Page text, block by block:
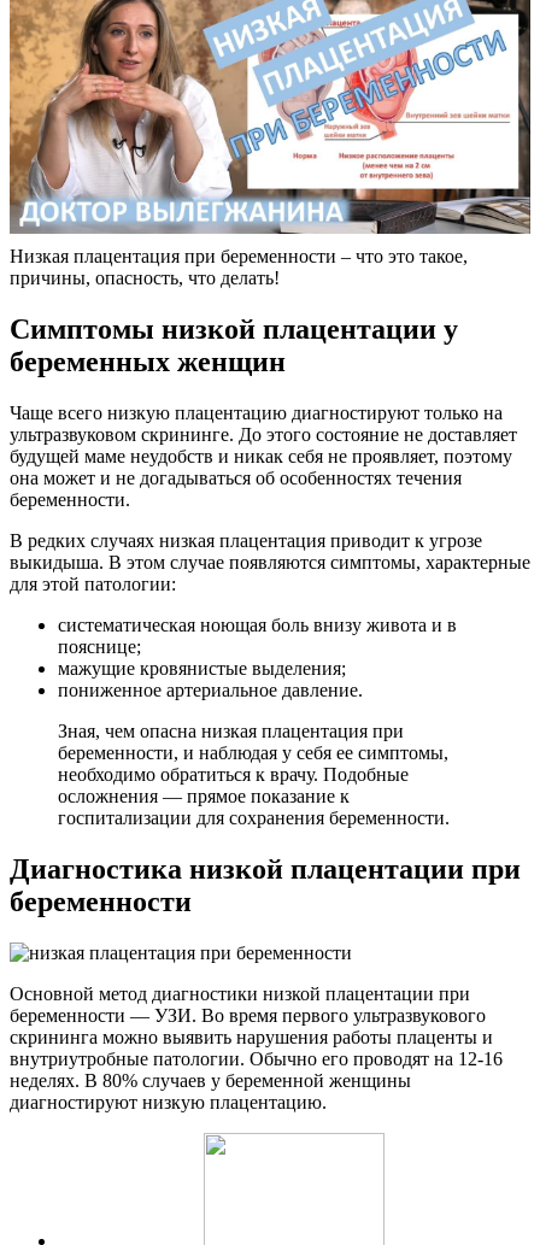
Низкая плацентация при беременности – что это такое,
причины, опасность, что делать!
Симптомы низкой плацентации у
беременных женщин
Чаще всего низкую плацентацию диагностируют только на
ультразвуковом скрининге. До этого состояние не доставляет
будущей маме неудобств и никак себя не проявляет, поэтому
она может и не догадываться об особенностях течения
беременности.
В редких случаях низкая плацентация приводит к угрозе
выкидыша. В этом случае появляются симптомы, характерные
для этой патологии:
систематическая ноющая боль внизу живота и в
пояснице;
мажущие кровянистые выделения;
пониженное артериальное давление.
Зная, чем опасна низкая плацентация при
беременности, и наблюдая у себя ее симптомы,
необходимо обратиться к врачу. Подобные
осложнения — прямое показание к
госпитализации для сохранения беременности.
Диагностика низкой плацентации при
беременности
Основной метод диагностики низкой плацентации при
беременности — УЗИ. Во время первого ультразвукового
скрининга можно выявить нарушения работы плаценты и
внутриутробные патологии. Обычно его проводят на 12-16
неделях. В 80% случаев у беременной женщины
диагностируют низкую плацентацию.